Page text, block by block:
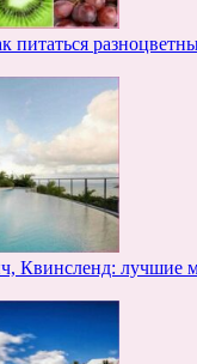
питаться
Квинсленд: лучшие